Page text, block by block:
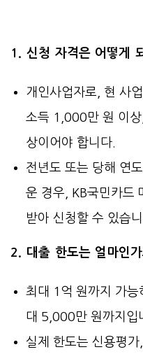
1. 신청 자격은 어떻게
개인사업자로, 현 사
소득 1,000만 원 이상
상이어야 합니다.
전년도 또는 당해 연
운 경우, KB국민카드
받아 신청할 수 있습니
2. 대출 한도는 얼마인
최대 1억 원까지 가능
대 5,000만 원까지입
실제 한도는 신용평